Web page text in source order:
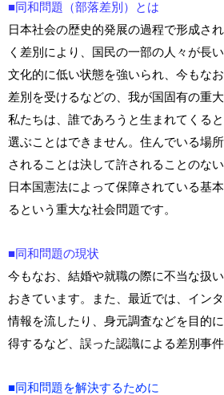
■同和問題（部落差別）とは
日本社会の歴史的発展の過程で形成さ
く差別により、国民の一部の人々が長
文化的に低い状態を強いられ、今もな
差別を受けるなどの、我が国固有の重大
私たちは、誰であろうと生まれてくる
選ぶことはできません。住んでいる場
されることは決して許されることのな
日本国憲法によって保障されている基
るという重大な社会問題です。
■同和問題の現状
今もなお、結婚や就職の際に不当な扱
おきています。また、最近では、イン
情報を流したり、身元調査などを目的
得するなど、誤った認識による差別事
■同和問題を解決するために